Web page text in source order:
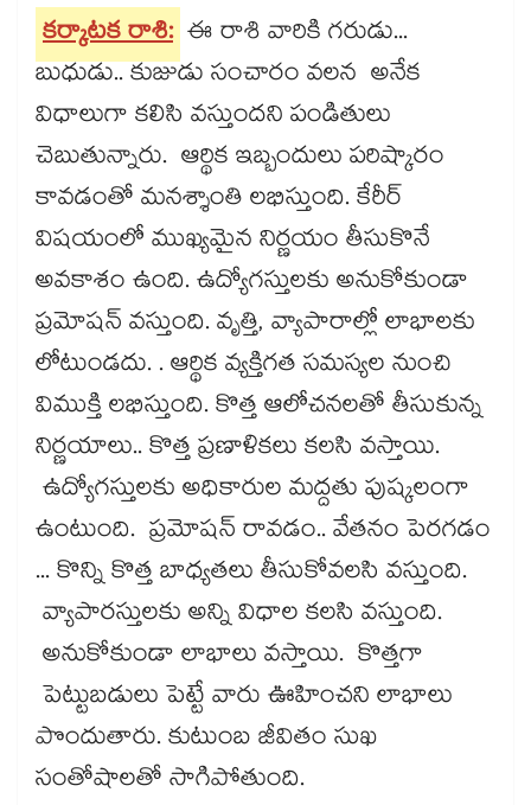
కర్కాటక రాశి: ఈ రాశి వారికి గరుడు...
బుధుడు.. కుజుడు సంచారం వలన అనేక
విధాలుగా కలిసి వస్తుందని పండితులు
చెబుతున్నారు. ఆర్థిక ఇబ్బందులు పరిష్కారం
కావడంతో మనశ్శాంతి లభిస్తుంది. కేరీర్​
విషయంలో ముఖ్యమైన నిర్ణయం తీసుకొనే
అవకాశం ఉంది. ఉద్యోగస్తులకు అనుకోకుండా
ప్రమోషన్​ వస్తుంది. వృత్తి, వ్యాపారాల్లో లాభాలకు
లోటుండదు. . ఆర్థిక వ్యక్తిగత సమస్యల నుంచి
విముక్తి లభిస్తుంది. కొత్త ఆలోచనలతో తీసుకున్న
నిర్ణయాలు.. కొత్త ప్రణాళికలు కలసి వస్తాయి.
ఉద్యోగస్తులకు అధికారుల మద్దతు పుష్కలంగా
ఉంటుంది. ప్రమోషన్ రావడం.. వేతనం పెరగడం
... కొన్ని కొత్త బాధ్యతలు తీసుకోవలసి వస్తుంది.
వ్యాపారస్తులకు అన్ని విధాల కలసి వస్తుంది.
అనుకోకుండా లాభాలు వస్తాయి. కొత్తగా
పెట్టుబడులు పెట్టే వారు ఊహించని లాభాలు
పొందుతారు. కుటుంబ జీవితం సుఖ
సంతోషాలతో సాగిపోతుంది.